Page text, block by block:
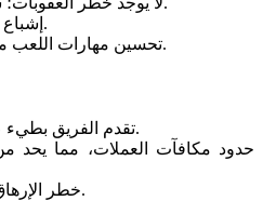
إشباع أكبر من التقدم التدريجي.
تحسين مهارات اللعب من خلال اللعب المتواصل.
تقدم الفريق بطيء على مدى أسابيع أو أشهر.
حدود مكافآت العملات، مما يحد
خطر الإرهاق بسبب الطحن المستمر.